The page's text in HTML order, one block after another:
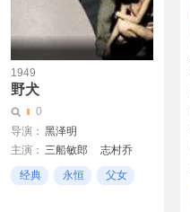
1949
野犬
0
导演： 黑泽明
主演： 三船敏郎
志村乔
淡路惠子
三好荣子
经典 永恒 父女